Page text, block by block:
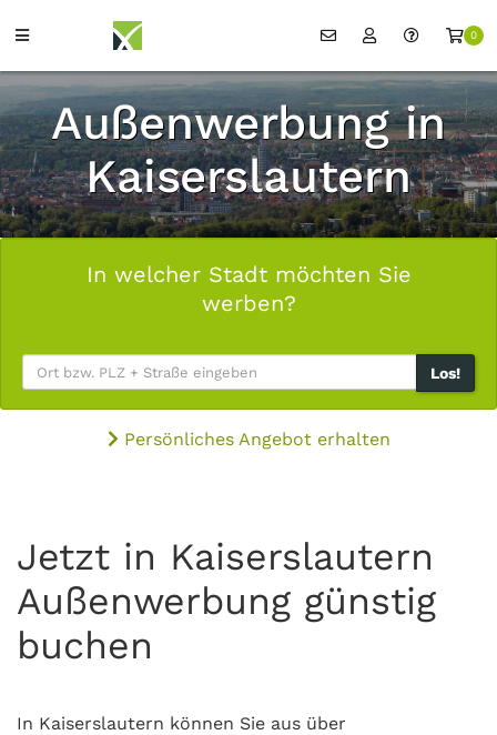
0
Außenwerbung in
Kaiserslautern
In welcher Stadt möchten Sie
werben?
Los!
Persönliches Angebot erhalten
Jetzt in Kaiserslautern
Außenwerbung günstig
buchen
In Kaiserslautern können Sie aus über